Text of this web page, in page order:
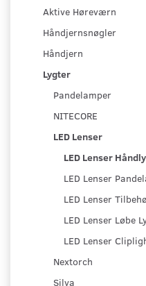
Aktive Høreværn
Håndjernsnøgler
Håndjern
Lygter
Pandelamper
NITECORE
LED Lenser
LED Lenser
LED Lenser
LED Lenser
LED Lenser Løbe
LED Lenser
Nextorch
Silva